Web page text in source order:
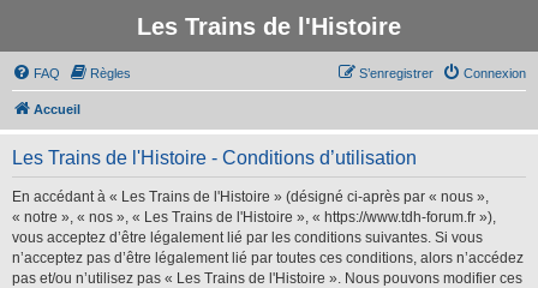
Les Trains de l'Histoire
FAQ Règles Connexion
S’enregistrer
Accueil
Les Trains de l'Histoire - Conditions d’utilisation
En accédant à « Les Trains de l'Histoire » (désigné ci-après par « nous »,
« notre », « nos », « Les Trains de l'Histoire », « https://www.tdh-forum.fr »),
vous acceptez d’être légalement lié par les conditions suivantes. Si vous
n’acceptez pas d’être légalement lié par toutes ces conditions, alors n’accédez
pas et/ou n’utilisez pas « Les Trains de l'Histoire ». Nous pouvons modifier ces